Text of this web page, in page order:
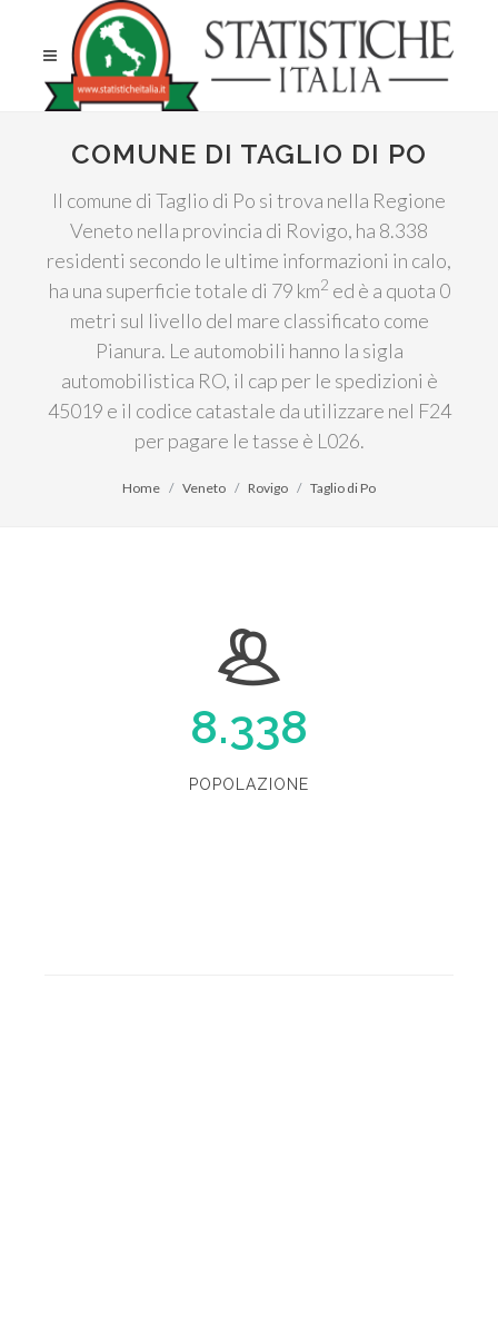
COMUNE DI TAGLIO DI PO
Il comune di Taglio di Po si trova nella Regione
Veneto nella provincia di Rovigo, ha 8.338
residenti secondo le ultime informazioni in calo,
ha una superficie totale di 79 km2 ed è a quota 0
metri sul livello del mare classificato come
Pianura. Le automobili hanno la sigla
automobilistica RO, il cap per le spedizioni è
45019 e il codice catastale da utilizzare nel F24
per pagare le tasse è L026.
Home Veneto Rovigo Taglio di Po
8.338
POPOLAZIONE